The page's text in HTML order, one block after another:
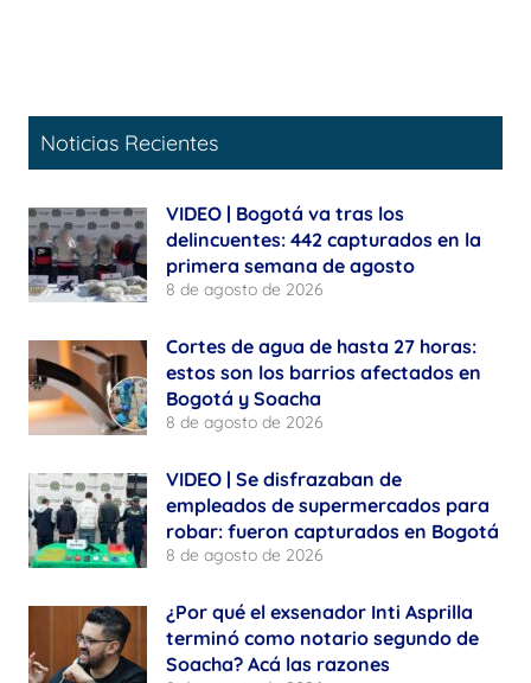
Noticias Recientes
VIDEO | Bogotá va tras los
delincuentes: 442 capturados en la
primera semana de agosto
8 de agosto de 2026
Cortes de agua de hasta 27 horas:
estos son los barrios afectados en
Bogotá y Soacha
8 de agosto de 2026
VIDEO | Se disfrazaban de
empleados de supermercados para
robar: fueron capturados en Bogotá
8 de agosto de 2026
¿Por qué el exsenador Inti Asprilla
terminó como notario segundo de
Soacha? Acá las razones